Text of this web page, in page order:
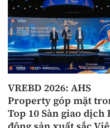
VREBD 2026: AHS
Property góp mặt
Top 10 Sàn giao dịch